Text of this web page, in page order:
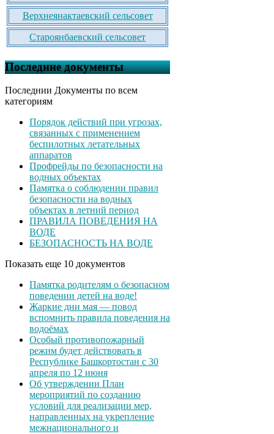
Верхнеянактаевский сельсовет
Староянбаевский сельсовет
Последние документы
Последнии Документы по всем
категориям
Порядок действий при угрозах,
связанных с применением
беспилотных летательных
аппаратов
Профрейды по безопасности на
водных объектах
Памятка о соблюдении правил
безопасности на водных
объектах в летний период
ПРАВИЛА ПОВЕДЕНИЯ НА
ВОДЕ
БЕЗОПАСНОСТЬ НА ВОДЕ
Показать еще 10 документов
Памятка родителям о безопасном
поведении детей на воде!
Жаркие дни мая — повод
вспомнить правила поведения на
водоёмах
Особый противопожарный
режим будет действовать в
Республике Башкортостан с 30
апреля по 12 июня
Об утверждении План
мероприятий по созданию
условий для реализации мер,
направленных на укрепление
межнационального и